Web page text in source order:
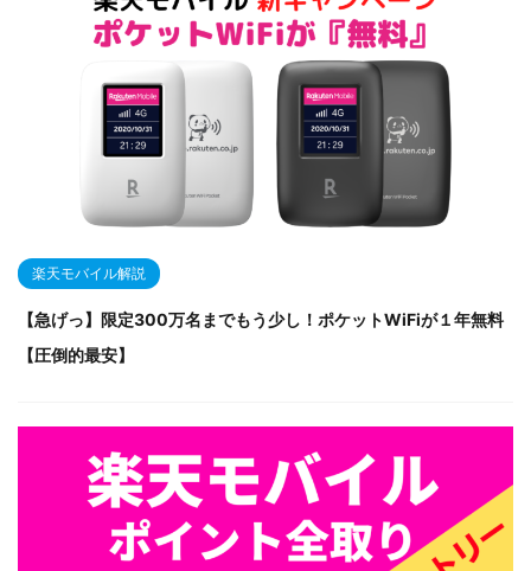
楽天モバイル解説
【急げっ】限定300万名までもう少し！ポケットWiFiが１年無料
【圧倒的最安】